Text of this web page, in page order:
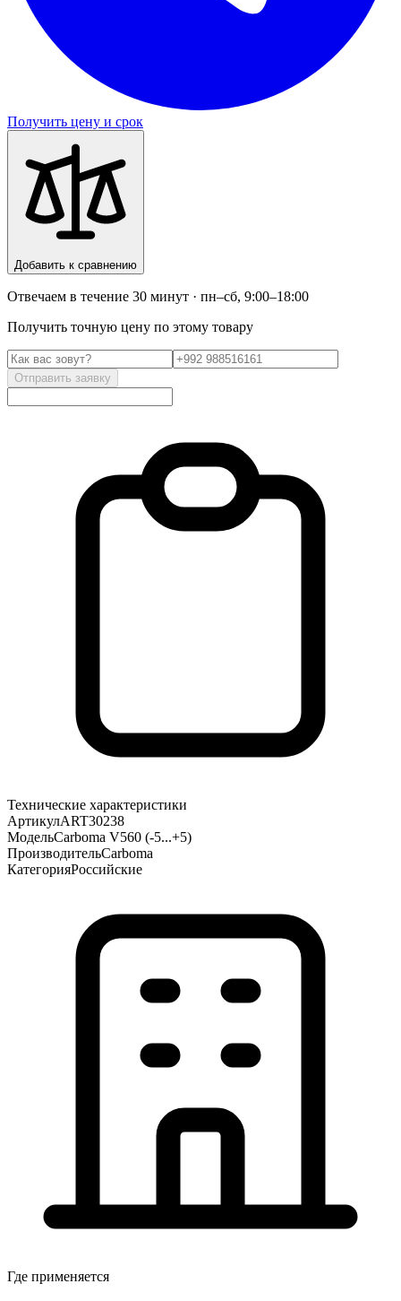
Получить цену и срок
Добавить к сравнению
Отвечаем в течение 30 минут · пн–сб, 9:00–18:00
Получить точную цену по этому товару
Отправить заявку
Технические характеристики
АртикулART30238
МодельCarboma V560 (-5...+5)
ПроизводительCarboma
КатегорияРоссийские
Где применяется